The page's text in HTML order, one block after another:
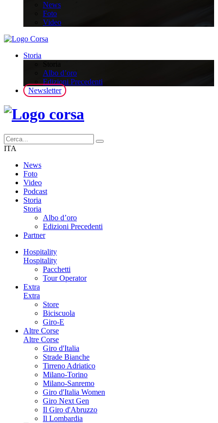
News
Foto
Video
Storia
Albo d’oro
Edizioni Precedenti
Newsletter
ITA
News
Foto
Video
Podcast
Storia
Storia
Albo d’oro
Edizioni Precedenti
Partner
Hospitality
Hospitality
Pacchetti
Tour Operator
Extra
Extra
Store
Biciscuola
Giro-E
Altre Corse
Altre Corse
Giro d'Italia
Strade Bianche
Tirreno Adriatico
Milano-Torino
Milano-Sanremo
Giro d'Italia Women
Giro Next Gen
Il Giro d'Abruzzo
Il Lombardia